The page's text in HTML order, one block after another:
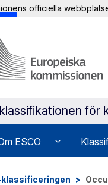
officiella
för
ESCO